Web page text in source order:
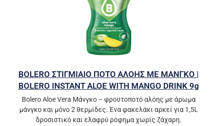
BOLERO ΣΤΙΓΜΙΑΙΟ ΠΟΤΟ ΑΛΟΗΣ ΜΕ ΜΑΝΓΚΟ |
BOLERO INSTANT ALOE WITH MANGO DRINK 9g
Bolero Aloe Vera Μάνγκο – φρουτοποτό αλόης με άρωμα
μάνγκο και μόνο 2 θερμίδες. Ένα φακελάκι αρκεί για 1,5L
δροσιστικό και ελαφρύ ρόφημα χωρίς ζάχαρη.